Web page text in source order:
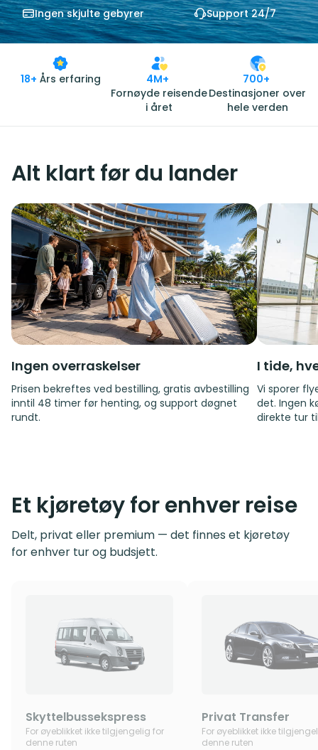
Ingen skjulte gebyrer
Support 24/7
18+ Års erfaring
4M+
Fornøyde reisende
i året
700+
Destinasjoner over
hele verden
Alt klart før du lander
Ingen overraskelser
Prisen bekreftes ved bestilling, gratis avbestilling
inntil 48 timer før henting, og support døgnet
rundt.
I tide,
Vi sporer
det. Ingen
direkte tur
Et kjøretøy for enhver reise
Delt, privat eller premium — det finnes et kjøretøy
for enhver tur og budsjett.
Skyttelbussekspress
For øyeblikket ikke tilgjengelig for
denne ruten
Privat Transfer
For øyeblikket ikke
denne ruten